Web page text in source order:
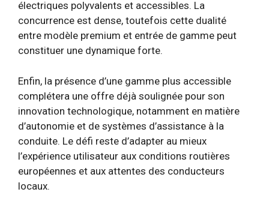
électriques polyvalents et accessibles. La
concurrence est dense, toutefois cette dualité
entre modèle premium et entrée de gamme peut
constituer une dynamique forte.
Enfin, la présence d’une gamme plus accessible
complétera une offre déjà soulignée pour son
innovation technologique, notamment en matière
d’autonomie et de systèmes d’assistance à la
conduite. Le défi reste d’adapter au mieux
l’expérience utilisateur aux conditions routières
européennes et aux attentes des conducteurs
locaux.